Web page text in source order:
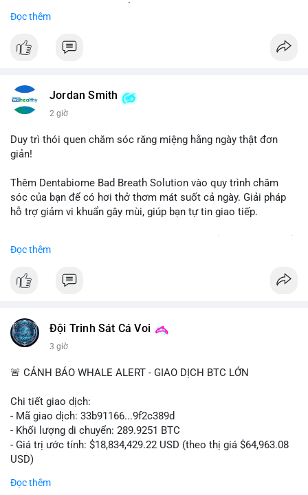
- Bill có thể ảnh hưởng pháp lý, hoạt động của các đồng tiền kỹ
$btc $eth
#vlikevn #titanbot
Đọc thêm
Jordan Smith
2 giờ
Duy trì thói quen chăm sóc răng miệng hằng ngày thật đơn
giản!
Thêm Dentabiome Bad Breath Solution vào quy trình chăm
sóc của bạn để có hơi thở thơm mát suốt cả ngày. Giải pháp
hỗ trợ giảm vi khuẩn gây mùi, giúp bạn tự tin giao tiếp.
lớn cho nụ cười khỏe mạnh.
#dentabiome #badbreathsolution
Đọc thêm
Đội Trinh Sát Cá Voi
3 giờ
🚨 CẢNH BÁO WHALE ALERT - GIAO DỊCH BTC LỚN
Chi tiết giao dịch:
- Mã giao dịch: 33b91166...9f2c389d
- Khối lượng di chuyển: 289.9251 BTC
- Giá trị ước tính: $18,834,429.22 USD (theo thị giá $64,963.08
USD)
Đọc thêm